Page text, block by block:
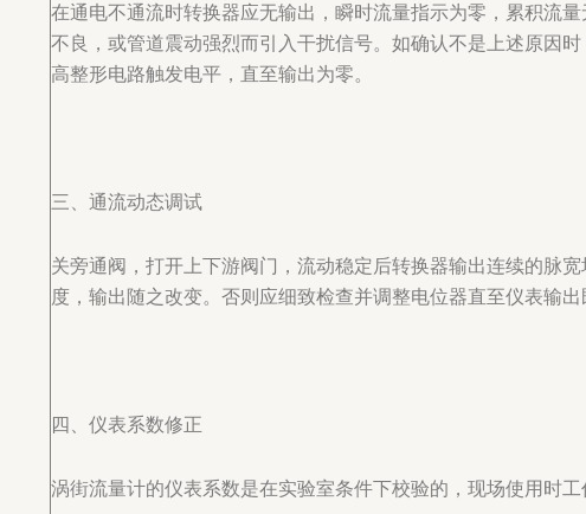
在通电不通流时转换器应无输出，瞬时流量指示为零，累积流
不良，或管道震动强烈而引入干扰信号。如确认不是上述原因
高整形电路触发电平，直至输出为零。
三、通流动态调试
关旁通阀，打开上下游阀门，流动稳定后转换器输出连续的脉
度，输出随之改变。否则应细致检查并调整电位器直至仪表输
四、仪表系数修正
涡街流量计的仪表系数是在实验室条件下校验的，现场使用时